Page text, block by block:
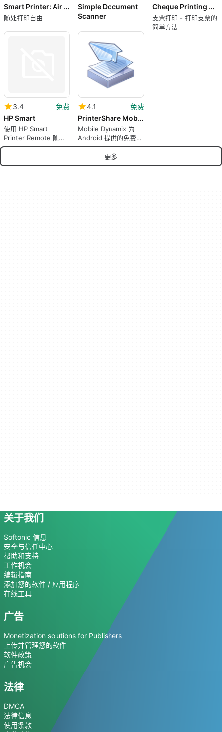
Smart Printer: Air Printer App
随处打印自由
Simple Document
Scanner
Cheque Printing Software
支票打印 - 打印支票的
简单方法
3.4
免费
HP Smart
使用 HP Smart
Printer Remote 随时
随地打印，免费！
4.1
免费
PrinterShare Mobile Print
Mobile Dynamix 为
Android 提供的免费程
序。
更多
关于我们
Softonic 信息
安全与信任中心
帮助和支持
工作机会
编辑指南
添加您的软件 / 应用程序
在线工具
广告
Monetization solutions for Publishers
上传并管理您的软件
软件政策
广告机会
法律
DMCA
法律信息
使用条款